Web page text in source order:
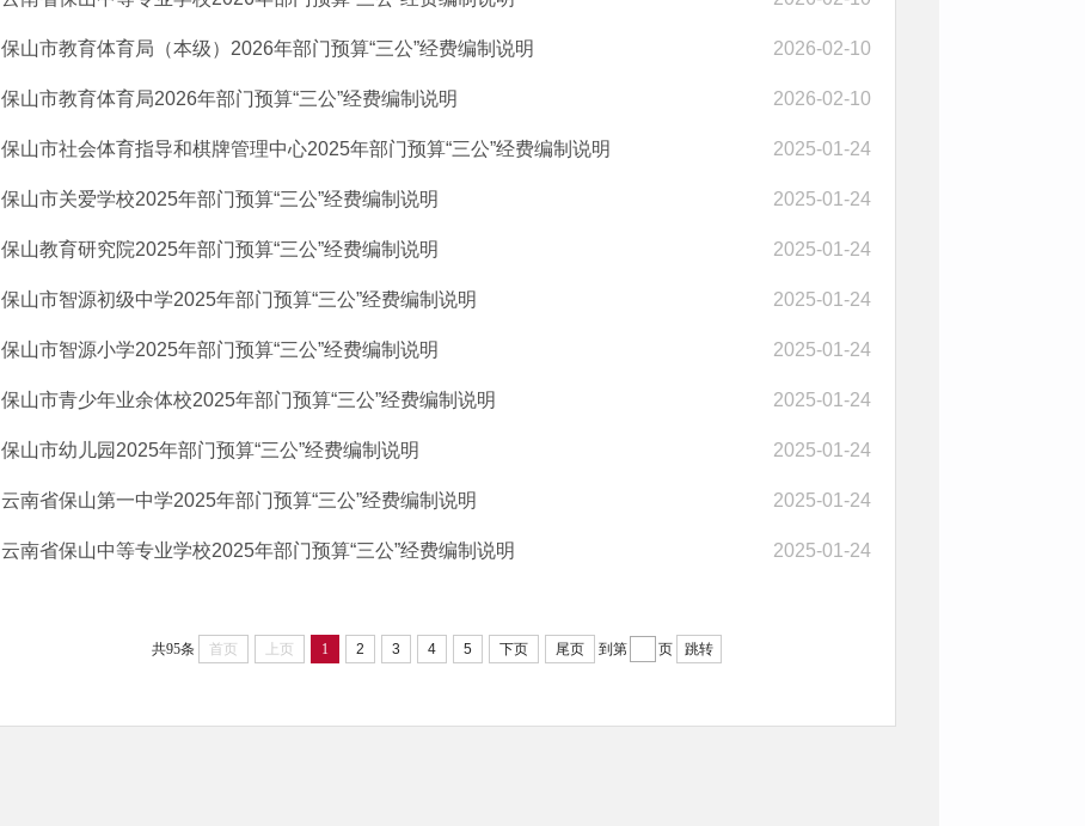
保山市教育体育局（本级）2026年部门预算“三公”经费编制说明 2026-02-10
保山市教育体育局2026年部门预算“三公”经费编制说明 2026-02-10
保山市社会体育指导和棋牌管理中心2025年部门预算“三公”经费编制说明 2025-01-24
保山市关爱学校2025年部门预算“三公”经费编制说明 2025-01-24
保山教育研究院2025年部门预算“三公”经费编制说明 2025-01-24
保山市智源初级中学2025年部门预算“三公”经费编制说明 2025-01-24
保山市智源小学2025年部门预算“三公”经费编制说明 2025-01-24
保山市青少年业余体校2025年部门预算“三公”经费编制说明 2025-01-24
保山市幼儿园2025年部门预算“三公”经费编制说明 2025-01-24
云南省保山第一中学2025年部门预算“三公”经费编制说明 2025-01-24
云南省保山中等专业学校2025年部门预算“三公”经费编制说明 2025-01-24
共95条 首页 上页 1 2 3 4 5 下页 尾页 到第 页 跳转